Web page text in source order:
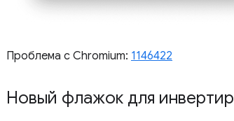
Проблема с Chromium: 1146422
Новый флажок для